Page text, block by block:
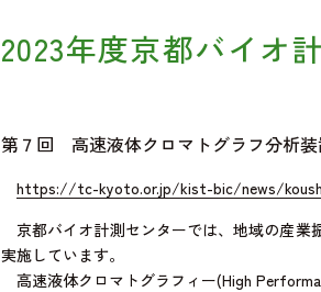
2023年度京都バイオ
第７回 高速液体クロマトグラフ分析
https://tc-kyoto.or.jp/kist-bic/news/
京都バイオ計測センターでは、地域の産業
実施しています。
高速液体クロマトグラフィー(High